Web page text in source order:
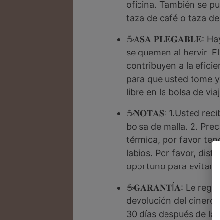
oficina. También se
taza de café o taza de
☕𝐀𝐒𝐀 𝐏𝐋𝐄𝐆𝐀𝐁𝐋𝐄:
se quemen al hervir.
contribuyen a la
para que usted tome
libre en la bolsa de
☕𝐍𝐎𝐓𝐀𝐒: 1.Usted
bolsa de malla. 2.
térmica, por favor
labios. Por favor,
oportuno para evitar
☕𝐆𝐀𝐑𝐀𝐍𝐓Í𝐀: Le
devolución del dinero
30 días después de la